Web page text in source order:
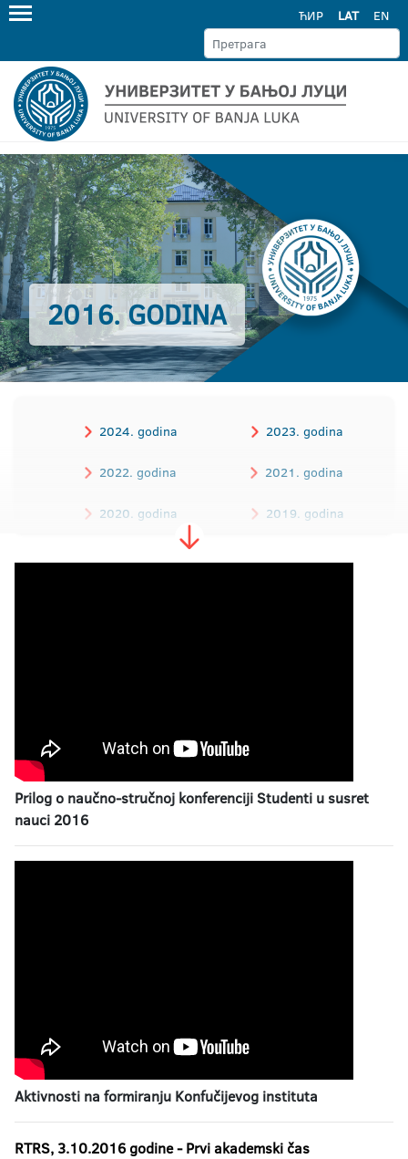
ЋИР LAT EN
2016. GODINA
2024. godina 2023. godina
2022. godina 2021. godina
2020. godina 2019. godina
Prilog o naučno-stručnoj konferenciji Studenti u susret
nauci 2016
Aktivnosti na formiranju Konfučijevog instituta
RTRS, 3.10.2016 godine- Prvi akademski čas